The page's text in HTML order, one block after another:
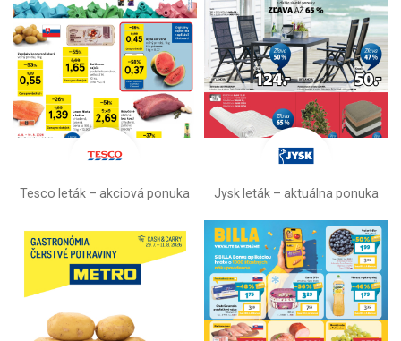
Tesco leták – akciová ponuka Jysk leták – aktuálna ponuka